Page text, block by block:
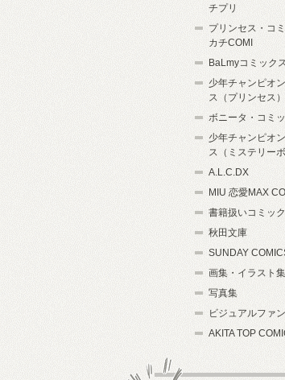
チプリ
プリンセス・コ
カチCOMI
BaLmyコミック
少年チャンピオ
ス（プリンセス）
ボニータ・コミ
少年チャンピオ
ス（ミステリーボ
A.L.C.DX
MIU 恋愛MAX
書籍扱いコミッ
秋田文庫
SUNDAY
画集・イラスト集
写真集
ビジュアルファ
AKITA TOP